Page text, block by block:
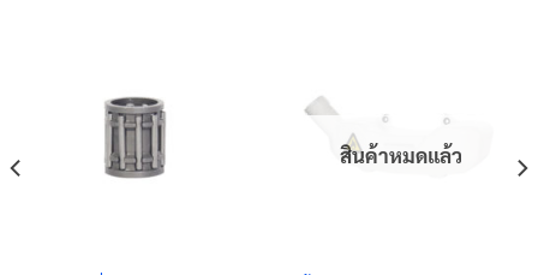
สินค้าหมดแล้ว